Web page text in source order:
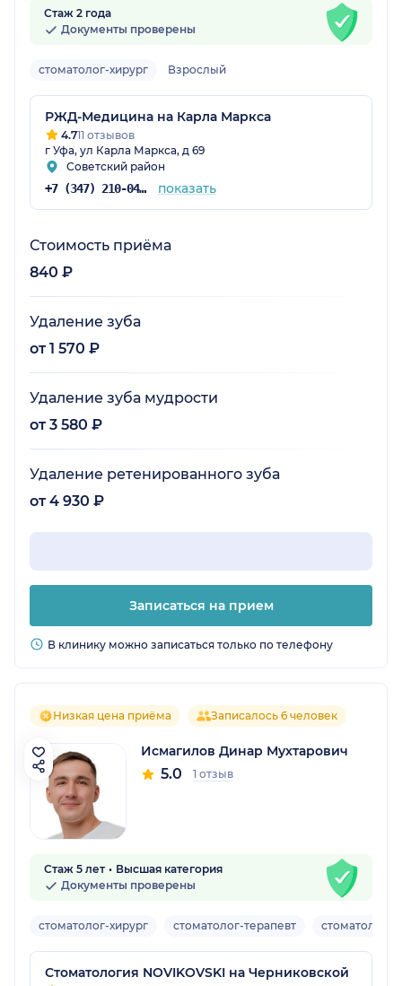
Стаж 2 года
Документы проверены
стоматолог-хирург Взрослый
РЖД-Медицина на Карла Маркса
4.711 отзывов
г Уфа, ул Карла Маркса, д 69
Советский район
+7 (347) 210-04-96 показать
Стоимость приёма
840 ₽
Удаление зуба
от 1 570 ₽
Удаление зуба мудрости
от 3 580 ₽
Удаление ретенированного зуба
от 4 930 ₽
Записаться на прием
В клинику можно записаться только по телефону
Низкая цена приёма Записалось 6 человек
Исмагилов Динар Мухтарович
5.0 1 отзыв
Стаж 5 лет
Высшая категория
Документы проверены
стоматолог-хирург стоматолог-терапевт стоматолог-
Стоматология NOVIKOVSKI на Черниковской